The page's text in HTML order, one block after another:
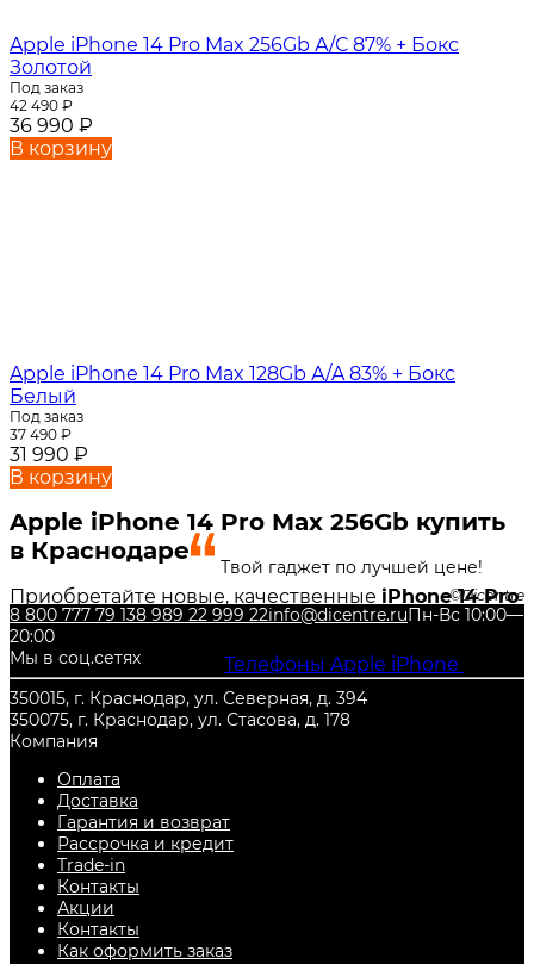
Apple iPhone 14 Pro Max 256Gb А/С 87% + Бокс
Золотой
Под заказ
42 490 ₽
36 990 ₽
В корзину
Apple iPhone 14 Pro Max 128Gb А/A 83% + Бокс
Белый
Под заказ
37 490 ₽
31 990 ₽
В корзину
Apple iPhone 14 Pro Max 256Gb купить
в Краснодаре
Приобретайте новые, качественные iPhone 14 Pro
Max 256Gbв нашем интернет-магазине DiCENTRE!
Также Вы можете недорого купить и другие
товары из категории Телефоны Apple iPhone
гарантией от производителя, и по самой низкой
цене. Всегда есть в наличии в городе
Твой гаджет по лучшей цене!
Dicentre
8 800 777 79 138 989 22 999 22info@dicentre.ruПн-Вс 10:00—
20:00
Мы в соц.сетях
350015, г. Краснодар, ул. Северная, д. 394
350075, г. Краснодар, ул. Стасова, д. 178
Компания
Оплата
Доставка
Гарантия и возврат
Рассрочка и кредит
Trade-in
Контакты
Акции
Контакты
Как оформить заказ